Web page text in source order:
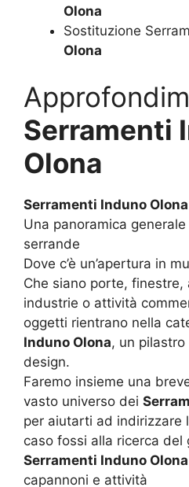
Olona
Sostituzione
Olona
Serramenti
Olona
Serramenti Induno Olona
Una panoramica
serrande
Dove c’è un’apertura in
Che siano porte, finestre,
industrie o attività
oggetti rientrano nella
Induno Olona, un pilastro
design.
Faremo insieme una
vasto universo dei
per aiutarti ad indirizzare
caso fossi alla ricerca
Serramenti Induno Olona
capannoni e attività